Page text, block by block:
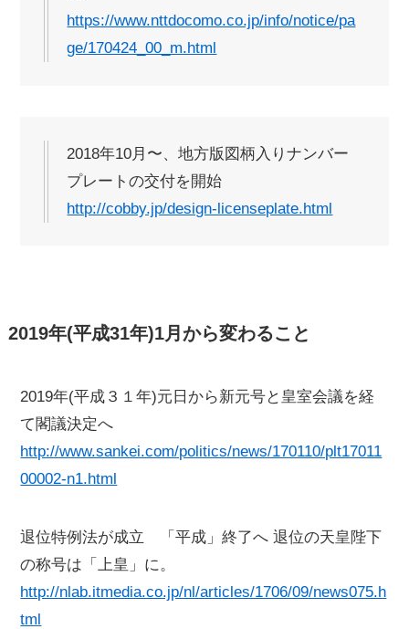
https://www.nttdocomo.co.jp/info/notice/pa
ge/170424_00_m.html
2018年10月〜、地方版図柄入りナンバー
プレートの交付を開始
http://cobby.jp/design-licenseplate.html
2019年(平成31年)1月から変わること
2019年(平成３１年)元日から新元号と皇室会議を経
て閣議決定へ
http://www.sankei.com/politics/news/170110/plt17011
00002-n1.html
退位特例法が成立 「平成」終了へ 退位の天皇陛下
の称号は「上皇」に。
http://nlab.itmedia.co.jp/nl/articles/1706/09/news075.h
tml